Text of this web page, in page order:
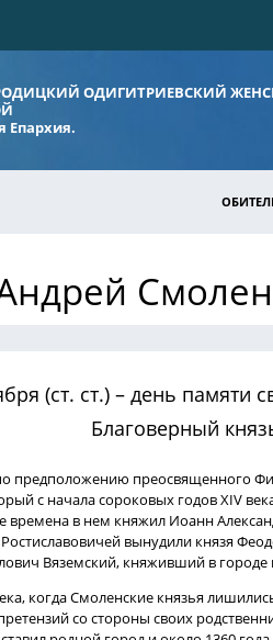
ОДИГИТРИЕВСКИЙ
Епархия.
(ст. ст.) – день памяти
Благоверный
предположению преосвященного
с начала сороковых годов ХIV
времена в нем княжил Иоанн
вынудили князя
Вяземский, княживший в
когда Смоленские князья
со стороны своих